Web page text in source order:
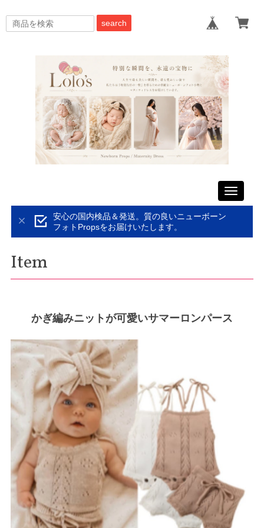
search
Toggle
安心の国内検品＆発送。質の良いニューボーン
フォトPropsをお届けいたします。
Item
かぎ編みニットが可愛いサマーロンパース